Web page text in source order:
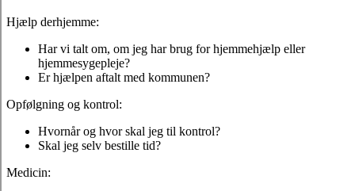
Hjælp derhjemme:
Har vi talt om, om jeg har brug for hjemmehjælp eller
hjemmesygepleje?
Er hjælpen aftalt med kommunen?
Opfølgning og kontrol:
Hvornår og hvor skal jeg til kontrol?
Skal jeg selv bestille tid?
Medicin: